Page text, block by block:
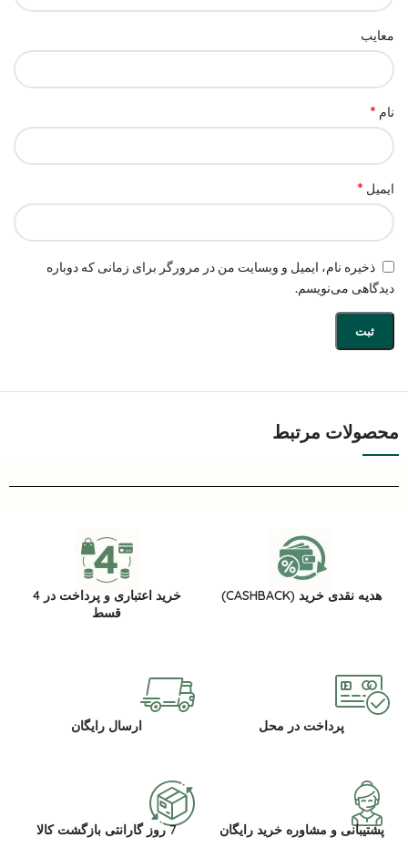
معایب
نام *
ایمیل *
ذخیره نام، ایمیل و وبسایت من در مرورگر برای زمانی که دوباره
دیدگاهی می‌نویسم.
محصولات مرتبط
هدیه نقدی خرید (CASHBACK)
خرید اعتباری و پرداخت در 4
قسط
پرداخت در محل ارسال رایگان
پشتیبانی و مشاوره خرید رایگان 7 روز گارانتی بازگشت کالا